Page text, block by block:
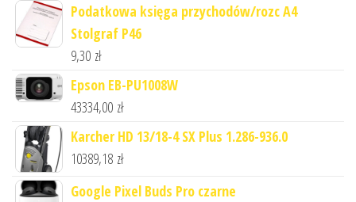
Podatkowa księga przychodów/rozc A4
Stolgraf P46
9,30 zł
Epson EB-PU1008W
43334,00 zł
Karcher HD 13/18-4 SX Plus 1.286-936.0
10389,18 zł
Google Pixel Buds Pro czarne